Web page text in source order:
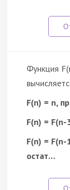
Функция
F(n) = n,
F(n) =
F(n) = F(n-
остат…